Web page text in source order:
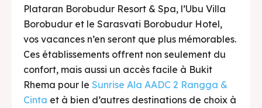
Plataran Borobudur Resort & Spa, l’Ubu Villa
Borobudur et le Sarasvati Borobudur Hotel,
vos vacances n’en seront que plus mémorables.
Ces établissements offrent non seulement du
confort, mais aussi un accès facile à Bukit
Rhema pour le Sunrise Ala AADC 2 Rangga &
Cinta et à bien d’autres destinations de choix à